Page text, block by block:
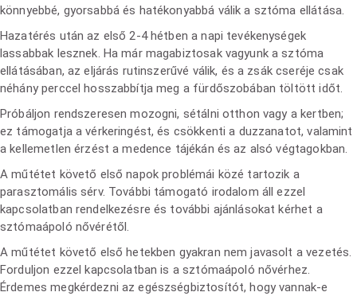
könnyebbé, gyorsabbá és hatékonyabbá válik a sztóma ellátása.
Hazatérés után az első 2-4 hétben a napi tevékenységek
lassabbak lesznek. Ha már magabiztosak vagyunk a sztóma
ellátásában, az eljárás rutinszerűvé válik, és a zsák cseréje csak
néhány perccel hosszabbítja meg a fürdőszobában töltött időt.
Próbáljon rendszeresen mozogni, sétálni otthon vagy a kertben;
ez támogatja a vérkeringést, és csökkenti a duzzanatot, valamint
a kellemetlen érzést a medence tájékán és az alsó végtagokban.
A műtétet követő első napok problémái közé tartozik a
parasztomális sérv. További támogató irodalom áll ezzel
kapcsolatban rendelkezésre és további ajánlásokat kérhet a
sztómaápoló nővérétől.
A műtétet követő első hetekben gyakran nem javasolt a vezetés.
Forduljon ezzel kapcsolatban is a sztómaápoló nővérhez.
Érdemes megkérdezni az egészségbiztosítót, hogy vannak-e